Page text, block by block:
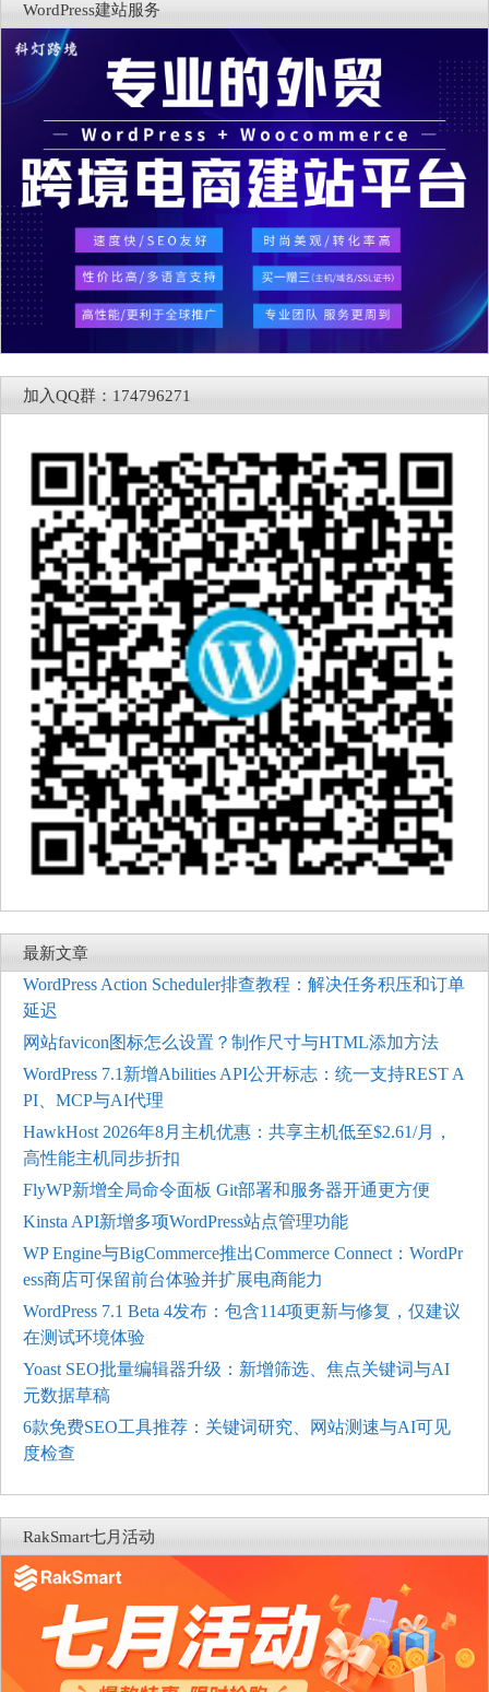
WordPress建站服务
加入QQ群：174796271
最新文章
WordPress Action Scheduler排查教程：解决任务积压和订单
延迟
网站favicon图标怎么设置？制作尺寸与HTML添加方法
WordPress 7.1新增Abilities API公开标志：统一支持REST A
PI、MCP与AI代理
HawkHost 2026年8月主机优惠：共享主机低至$2.61/月，
高性能主机同步折扣
FlyWP新增全局命令面板 Git部署和服务器开通更方便
Kinsta API新增多项WordPress站点管理功能
WP Engine与BigCommerce推出Commerce Connect：WordPr
ess商店可保留前台体验并扩展电商能力
WordPress 7.1 Beta 4发布：包含114项更新与修复，仅建议
在测试环境体验
Yoast SEO批量编辑器升级：新增筛选、焦点关键词与AI
元数据草稿
6款免费SEO工具推荐：关键词研究、网站测速与AI可见
度检查
RakSmart七月活动